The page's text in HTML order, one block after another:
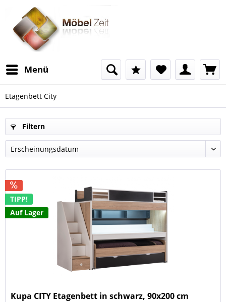
Menü
Etagenbett City
Filtern
TIPP!
Auf Lager
Kupa CITY Etagenbett in schwarz, 90x200 cm